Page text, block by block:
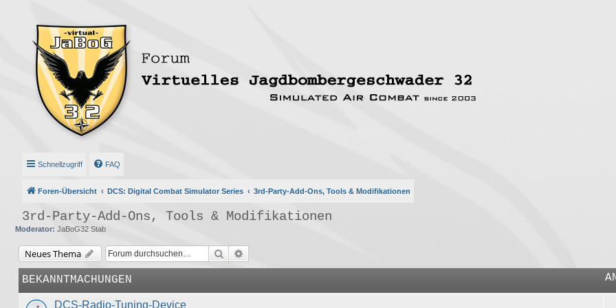
Schnellzugriff FAQ
Foren-Übersicht DCS: Digital Combat Simulator Series 3rd-Party-Add-Ons, Tools & Modifikationen
3rd-Party-Add-Ons, Tools & Modifikationen
Moderator: JaBoG32 Stab
Neues Thema Suche
BEKANNTMACHUNGEN
DCS-Radio-Tuning-Device